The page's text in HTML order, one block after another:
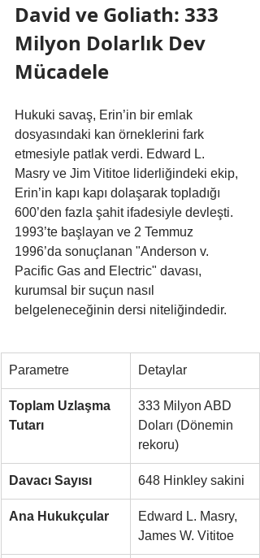
David ve Goliath: 333
Milyon Dolarlık Dev
Mücadele
Hukuki savaş, Erin’in bir emlak
dosyasındaki kan örneklerini fark
etmesiyle patlak verdi. Edward L.
Masry ve Jim Vititoe liderliğindeki ekip,
Erin’in kapı kapı dolaşarak topladığı
600’den fazla şahit ifadesiyle devleşti.
1993’te başlayan ve 2 Temmuz
1996’da sonuçlanan "Anderson v.
Pacific Gas and Electric" davası,
kurumsal bir suçun nasıl
belgeleneceğinin dersi niteliğindedir.
Parametre Detaylar
Toplam Uzlaşma
Tutarı
333 Milyon ABD
Doları (Dönemin
rekoru)
Davacı Sayısı 648 Hinkley sakini
Ana Hukukçular
Edward L. Masry,
James W. Vititoe